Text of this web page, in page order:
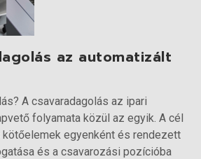
az automatizált
A csavaradagolás az ipari
folyamata közül az egyik. A cél
kötőelemek egyenként és rendezett
és a csavarozási pozícióba